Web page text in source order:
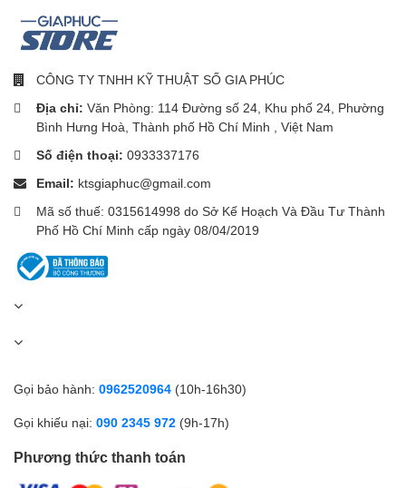
CÔNG TY TNHH KỸ THUẬT SỐ GIA PHÚC
Địa chỉ: Văn Phòng: 114 Đường số 24, Khu phố 24, Phường
Bình Hưng Hoà, Thành phố Hồ Chí Minh , Việt Nam
Số điện thoại: 0933337176
Email: ktsgiaphuc@gmail.com
Mã số thuế: 0315614998 do Sở Kế Hoạch Và Đầu Tư Thành
Phố Hồ Chí Minh cấp ngày 08/04/2019
Gọi bảo hành: 0962520964 (10h-16h30)
Gọi khiếu nại: 090 2345 972 (9h-17h)
Phương thức thanh toán